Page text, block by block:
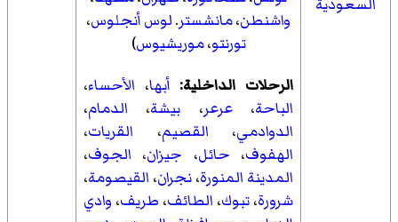
واشنطن،مانشستر.لوس أنجلوس،
تورنتو،موريشيوس)
الرحلات الداخلية: أبها، الأحساء،
الباحة،عرعر، بيشة، الدمام،
الدوادمي، القصيم، القريات،
الهفوف، حائل، جيزان، الجوف،
المدينة المنورة،نجران، القيصومة،
شرورة،تبوك، الطائف، طريف، وادي